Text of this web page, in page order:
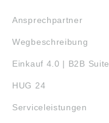
Ansprechpartner
Wegbeschreibung
Einkauf 4.0 | B2B Suite
HUG 24
Serviceleistungen